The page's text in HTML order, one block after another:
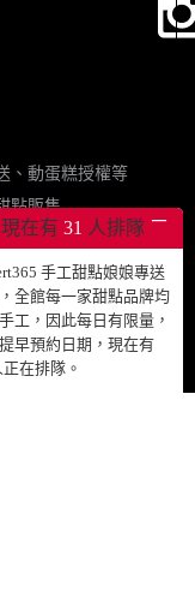
現在有 31 人排隊 ─
手工甜點娘娘專送
全館每一家甜點品牌均
工，因此每日有限量，
早預約日期，現在有
正在排隊。
、動蛋糕授權等
點販售
糕販售
單
萬元，請安心食用！